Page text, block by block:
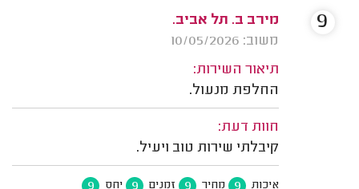
מירב ב. תל אביב.
משוב: 10/05/2026
תיאור השירות:
החלפת מנעול.
חוות דעת:
קיבלתי שירות טוב ויעיל.
איכות 9 מחיר 9 זמנים 9 יחס 9
9